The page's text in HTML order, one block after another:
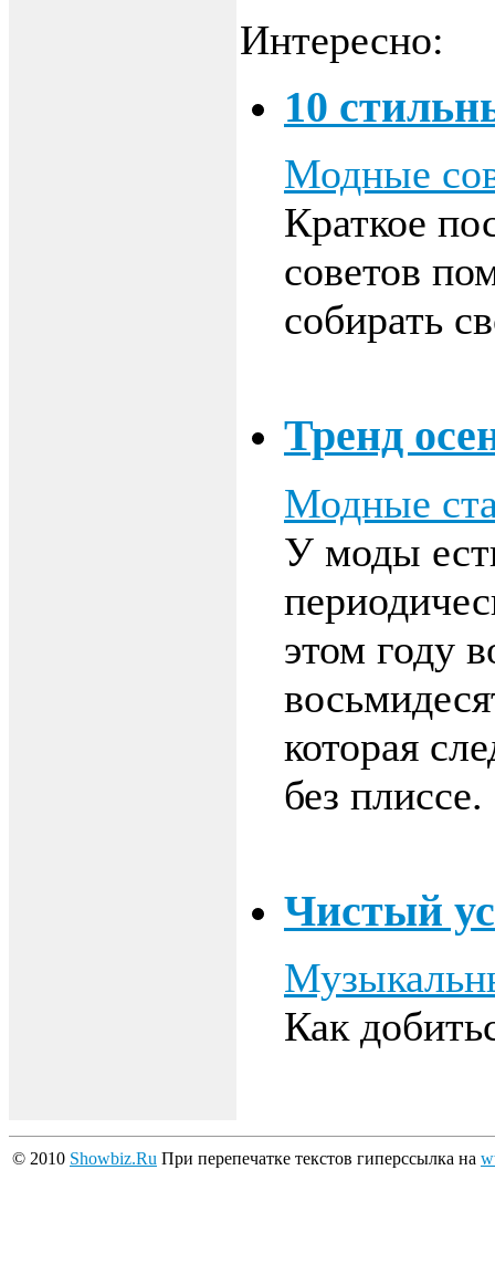
Интересно:
10
Модные
Краткое
советов
собирать
Тренд
Модные
У моды
этом году
которая
без плиссе.
Чистый
Как
© 2010 Showbiz.Ru При перепечатке текстов гиперссылка на